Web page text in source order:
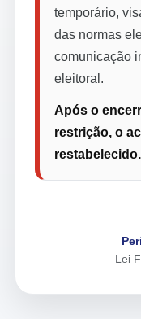
temporário,
das normas
comunicação
eleitoral.
Após o
restrição, o
restabelecido.
Lei